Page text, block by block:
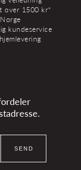
over 1500 kr*
kundeservice
SEND